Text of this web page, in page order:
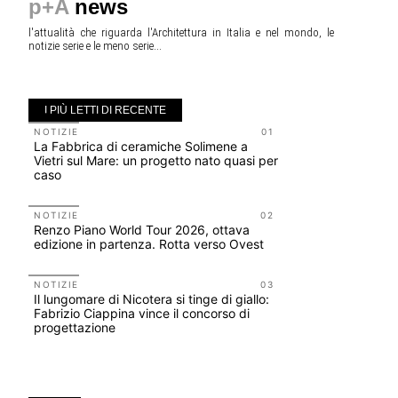
p+A news
l'attualità che riguarda l'Architettura in Italia e nel mondo, le
notizie serie e le meno serie...
I PIÙ LETTI DI RECENTE
01
NOTIZIE
La Fabbrica di ceramiche Solimene a
Vietri sul Mare: un progetto nato quasi per
caso
02
NOTIZIE
Renzo Piano World Tour 2026, ottava
edizione in partenza. Rotta verso Ovest
03
NOTIZIE
Il lungomare di Nicotera si tinge di giallo:
Fabrizio Ciappina vince il concorso di
progettazione